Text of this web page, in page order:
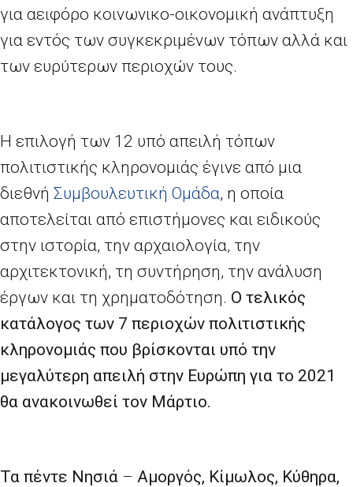
για αειφόρο κοινωνικο-οικονομική ανάπτυξη
για εντός των συγκεκριμένων τόπων αλλά και
των ευρύτερων περιοχών τους.
Η επιλογή των 12 υπό απειλή τόπων
πολιτιστικής κληρονομιάς έγινε από μια
διεθνή Συμβουλευτική Ομάδα, η οποία
αποτελείται από επιστήμονες και ειδικούς
στην ιστορία, την αρχαιολογία, την
αρχιτεκτονική, τη συντήρηση, την ανάλυση
έργων και τη χρηματοδότηση. Ο τελικός
κατάλογος των 7 περιοχών πολιτιστικής
κληρονομιάς που βρίσκονται υπό την
μεγαλύτερη απειλή στην Ευρώπη για το 2021
θα ανακοινωθεί τον Μάρτιο.
Τα πέντε Νησιά – Αμοργός, Κίμωλος, Κύθηρα,